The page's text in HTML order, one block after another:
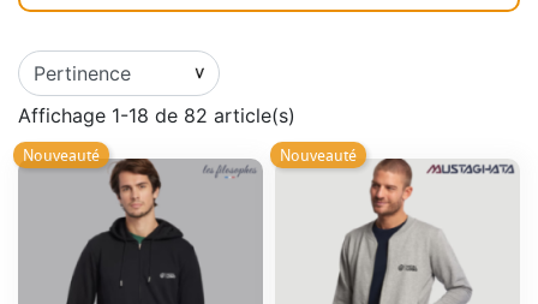
Affichage 1-18 de 82 article(s)
Nouveauté Nouveauté